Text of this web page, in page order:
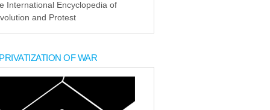
International Encyclopedia of
and Protest
OF WAR